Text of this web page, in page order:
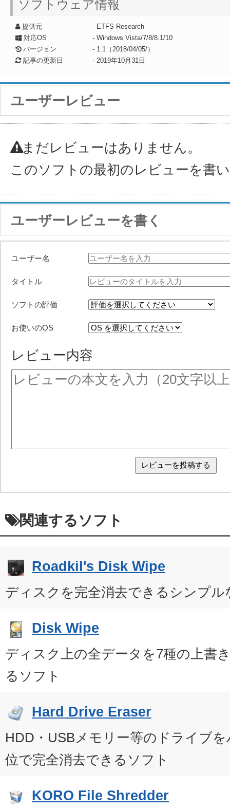
ソフトウェア情報
提供元
- ETFS Research
対応OS
- Windows Vista/7/8/8.1/10
バージョン
- 1.1（2018/04/05/）
記事の更新日
- 2019年10月31日
ユーザーレビュー
まだレビューはありません。
このソフトの最初のレビューを書
ユーザーレビューを書く
ユーザー名
タイトル
ソフトの評価
お使いのOS
レビュー内容
関連するソフト
Roadkil's Disk Wipe
ディスクを完全消去できるシンプル
Disk Wipe
ディスク上の全データを7種の上書
るソフト
Hard Drive Eraser
HDD・USBメモリー等のドライブ
位で完全消去できるソフト
KORO File Shredder